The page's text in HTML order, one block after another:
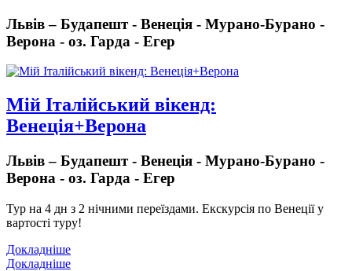
Львів – Будапешт - Венеція - Мурано-Бурано -
Верона - оз. Гарда - Егер
Мій Італійський вікенд:
Венеція+Верона
Львів – Будапешт - Венеція - Мурано-Бурано -
Верона - оз. Гарда - Егер
Тур на 4 дн з 2 нічними переїздами. Екскурсія по Венеції у
вартості туру!
Докладніше
Докладніше